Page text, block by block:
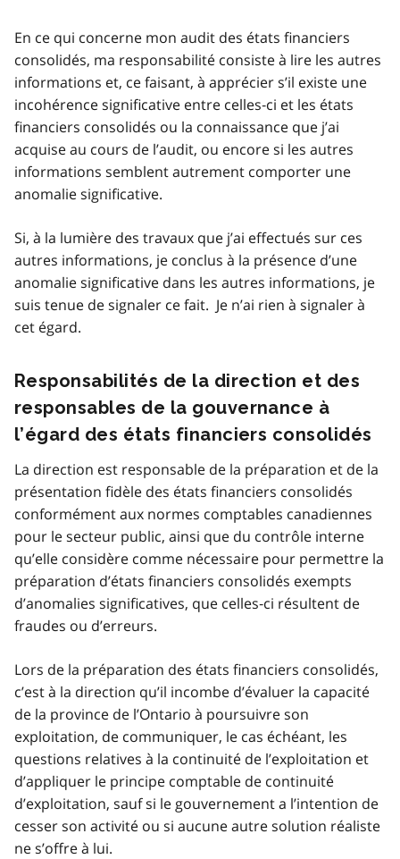
En ce qui concerne mon audit des états financiers
consolidés, ma responsabilité consiste à lire les autres
informations et, ce faisant, à apprécier s’il existe une
incohérence significative entre celles‑ci et les états
financiers consolidés ou la connaissance que j’ai
acquise au cours de l’audit, ou encore si les autres
informations semblent autrement comporter une
anomalie significative.
Si, à la lumière des travaux que j’ai effectués sur ces
autres informations, je conclus à la présence d’une
anomalie significative dans les autres informations, je
suis tenue de signaler ce fait. Je n’ai rien à signaler à
cet égard.
Responsabilités de la direction et des
responsables de la gouvernance à
l’égard des états financiers consolidés
La direction est responsable de la préparation et de la
présentation fidèle des états financiers consolidés
conformément aux normes comptables canadiennes
pour le secteur public, ainsi que du contrôle interne
qu’elle considère comme nécessaire pour permettre la
préparation d’états financiers consolidés exempts
d’anomalies significatives, que celles‑ci résultent de
fraudes ou d’erreurs.
Lors de la préparation des états financiers consolidés,
c’est à la direction qu’il incombe d’évaluer la capacité
de la province de l’Ontario à poursuivre son
exploitation, de communiquer, le cas échéant, les
questions relatives à la continuité de l’exploitation et
d’appliquer le principe comptable de continuité
d’exploitation, sauf si le gouvernement a l’intention de
cesser son activité ou si aucune autre solution réaliste
ne s’offre à lui.